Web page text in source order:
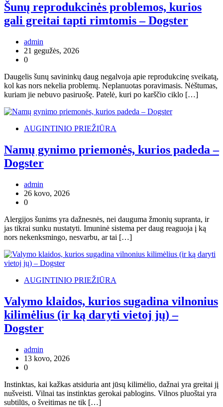
Šunų reprodukcinės problemos, kurios
gali greitai tapti rimtomis – Dogster
admin
21 gegužės, 2026
0
Daugelis šunų savininkų daug negalvoja apie reprodukcinę sveikatą,
kol kas nors nekelia problemų. Neplanuotas poravimasis. Nėštumas,
kuriam jie nebuvo pasiruošę. Patelė, kuri po karščio ciklo […]
AUGINTINIO PRIEŽIŪRA
Namų gynimo priemonės, kurios padeda –
Dogster
admin
26 kovo, 2026
0
Alergijos šunims yra dažnesnės, nei dauguma žmonių supranta, ir
jas tikrai sunku nustatyti. Imuninė sistema per daug reaguoja į ką
nors nekenksmingo, nesvarbu, ar tai […]
AUGINTINIO PRIEŽIŪRA
Valymo klaidos, kurios sugadina vilnonius
kilimėlius (ir ką daryti vietoj jų) –
Dogster
admin
13 kovo, 2026
0
Instinktas, kai kažkas atsiduria ant jūsų kilimėlio, dažnai yra greitai jį
nušveisti. Vilnai tas instinktas gerokai pablogins. Vilnos pluoštai yra
subtilūs, o šveitimas ne tik […]